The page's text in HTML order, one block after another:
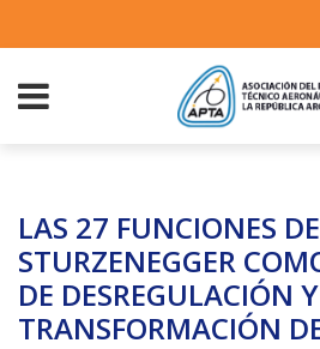
LAS 27 FUNCIONES DE
STURZENEGGER
DE DESREGULACIÓN Y
TRANSFORMACIÓN